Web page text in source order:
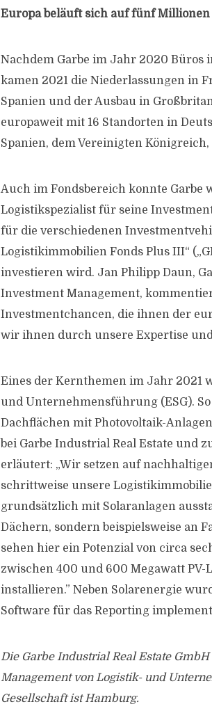
Europa beläuft sich auf fünf Millionen
Nachdem Garbe im Jahr 2020 Büros
kamen 2021 die Niederlassungen in
Spanien und der Ausbau in
europaweit mit 16 Standorten in
Spanien, dem Vereinigten
Auch im Fondsbereich konnte Garbe
Logistikspezialist für seine
für die verschiedenen
Logistikimmobilien Fonds Plus III“
investieren wird. Jan Philipp Daun,
Investment Management,
Investmentchancen, die ihnen der
wir ihnen durch unsere Expertise
Eines der Kernthemen im Jahr 2021
und Unternehmensführung (ESG).
Dachflächen mit Photovoltaik-
bei Garbe Industrial Real Estate und
erläutert: „Wir setzen auf
schrittweise unsere
grundsätzlich mit Solaranlagen
Dächern, sondern beispielsweise an
sehen hier ein Potenzial von circa
zwischen 400 und 600 Megawatt
installieren.” Neben Solarenergie
Software für das Reporting
Die Garbe Industrial Real Estate
Management von Logistik- und
Gesellschaft ist Hamburg.